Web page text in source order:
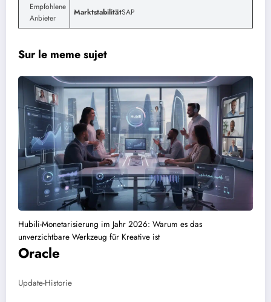
Empfohlene
Anbieter
MarktstabilitätSAP
Sur le meme sujet
Hubili-Monetarisierung im Jahr 2026: Warum es das
unverzichtbare Werkzeug für Kreative ist
Oracle
Update-Historie